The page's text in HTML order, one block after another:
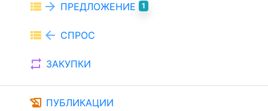
view_list arrow_forward ПРЕДЛОЖЕНИЕ 1
view_list arrow_back СПРОС
repeat ЗАКУПКИ
history_edu ПУБЛИКАЦИИ